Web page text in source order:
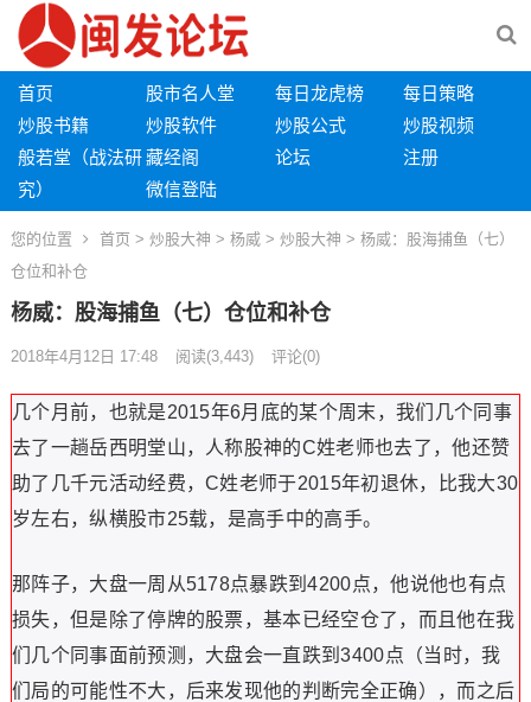
首页 股市名人堂 每日龙虎榜
每日策略
炒股书籍
炒股软件 炒股公式
炒股视频
般若堂（战法研
究）
藏经阁 论坛
注册
微信登陆
您的位置 首页 > 炒股大神 > 杨威> 炒股大神 > 杨威：股海捕鱼（七）
仓位和补仓
杨威：股海捕鱼（七）仓位和补仓
2018年4月12日 17:48 阅读(3,443) 评论(0)
几个月前，也就是2015年6月底的某个周末，我们几个同事
去了一趟岳西明堂山，人称股神的C姓老师也去了，他还赞
助了几千元活动经费，C姓老师于2015年初退休，比我大30
岁左右，纵横股市25载，是高手中的高手。
那阵子，大盘一周从5178点暴跌到4200点，他说他也有点
损失，但是除了停牌的股票，基本已经空仓了，而且他在我
们几个同事面前预测，大盘会一直跌到3400点（当时，我
们局的可能性不大，后来发现他的判断完全正确），而之后